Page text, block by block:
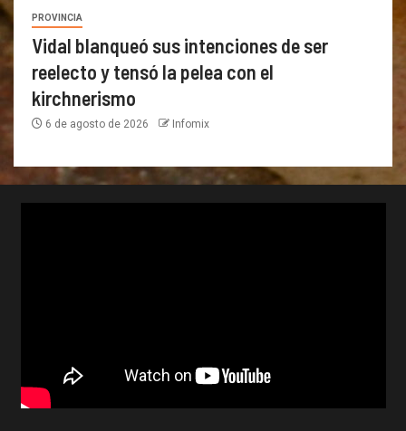
PROVINCIA
Vidal blanqueó sus intenciones de ser
reelecto y tensó la pelea con el
kirchnerismo
6 de agosto de 2026 Infomix